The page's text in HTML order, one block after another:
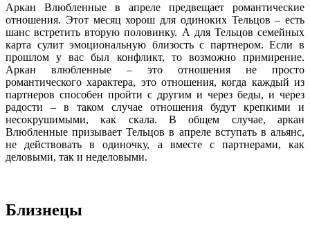
Аркан Влюбленные в апреле предвещает романтические
отношения. Этот месяц хорош для одиноких Тельцов – есть
шанс встретить вторую половинку. А для Тельцов семейных
карта сулит эмоциональную близость с партнером. Если в
прошлом у вас был конфликт, то возможно примирение.
Аркан влюбленные – это отношения не просто
романтического характера, это отношения, когда каждый из
партнеров способен пройти с другим и через беды, и через
радости – в таком случае отношения будут крепкими и
несокрушимыми, как скала. В общем случае, аркан
Влюбленные призывает Тельцов в апреле вступать в альянс,
не действовать в одиночку, а вместе с партнерами, как
деловыми, так и неделовыми.
Близнецы